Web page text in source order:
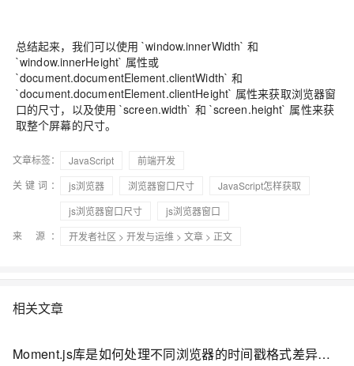
总结起来，我们可以使用 `window.innerWidth` 和
`window.innerHeight` 属性或
`document.documentElement.clientWidth` 和
`document.documentElement.clientHeight` 属性来获取浏览器窗
口的尺寸，以及使用 `screen.width` 和 `screen.height` 属性来获
取整个屏幕的尺寸。
文章标签： JavaScript
前端开发
关键词：
js浏览器 浏览器窗口尺寸
JavaScript怎样获取
js浏览器窗口尺寸
js浏览器窗口
来 源：
开发者社区 > 开发与运维 > 文章 > 正文
相关文章
Moment.js库是如何处理不同浏览器的时间戳格式差异的？